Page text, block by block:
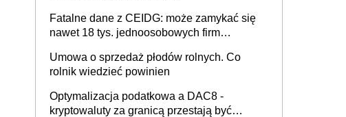
Fatalne dane z CEIDG: może zamykać się
nawet 18 tys. jednoosobowych firm
Umowa o sprzedaż płodów rolnych. Co
rolnik wiedzieć powinien
Optymalizacja podatkowa a DAC8 -
kryptowaluty za granicą przestają być